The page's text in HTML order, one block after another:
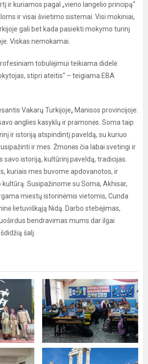
ir kuriamos pagal „vieno langelio principą“
ir visai švietimo sistemai. Visi mokiniai,
gali bet kada pasiekti mokymo turinį
Viskas nemokamai.
tobulėjimui teikiama didelė
stipri ateitis“ – teigiama EBA
Vakarų Turkijoje, Manisos provincijoje.
anglies kasyklų irpramonės. Soma taip
ir istoriją atspindintį paveldą, su kuriuo
ir mes. Žmonės čia labai svetingi ir
savo istoriją, kultūrinį paveldą, tradicijas.
kuriais mes buvome apdovanotos, ir
Susipažinome su Soma, Akhisar,
miestų istorinėmis vietomis, Cunda
lietuviškąją Nidą. Darbo stebėjimas,
bendravimas mums dar ilgai
šalį.